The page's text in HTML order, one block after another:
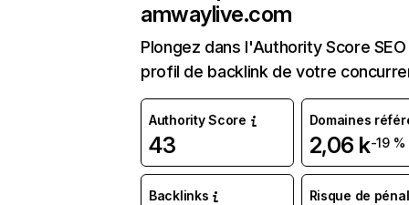
amwaylive.com
Plongez dans l'Authority Score
profil de backlink de votre
Authority Score
43
Domaines
2,06 k-19 %
Backlinks
Risque de